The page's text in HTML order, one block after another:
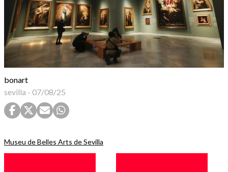
bonart
sevilla - 07/08/25
Museu de Belles Arts de Sevilla